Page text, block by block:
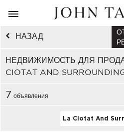
НАЗАД
НЕДВИЖИМОСТЬ ДЛЯ
CIOTAT AND
7 объявления
La Ciotat And